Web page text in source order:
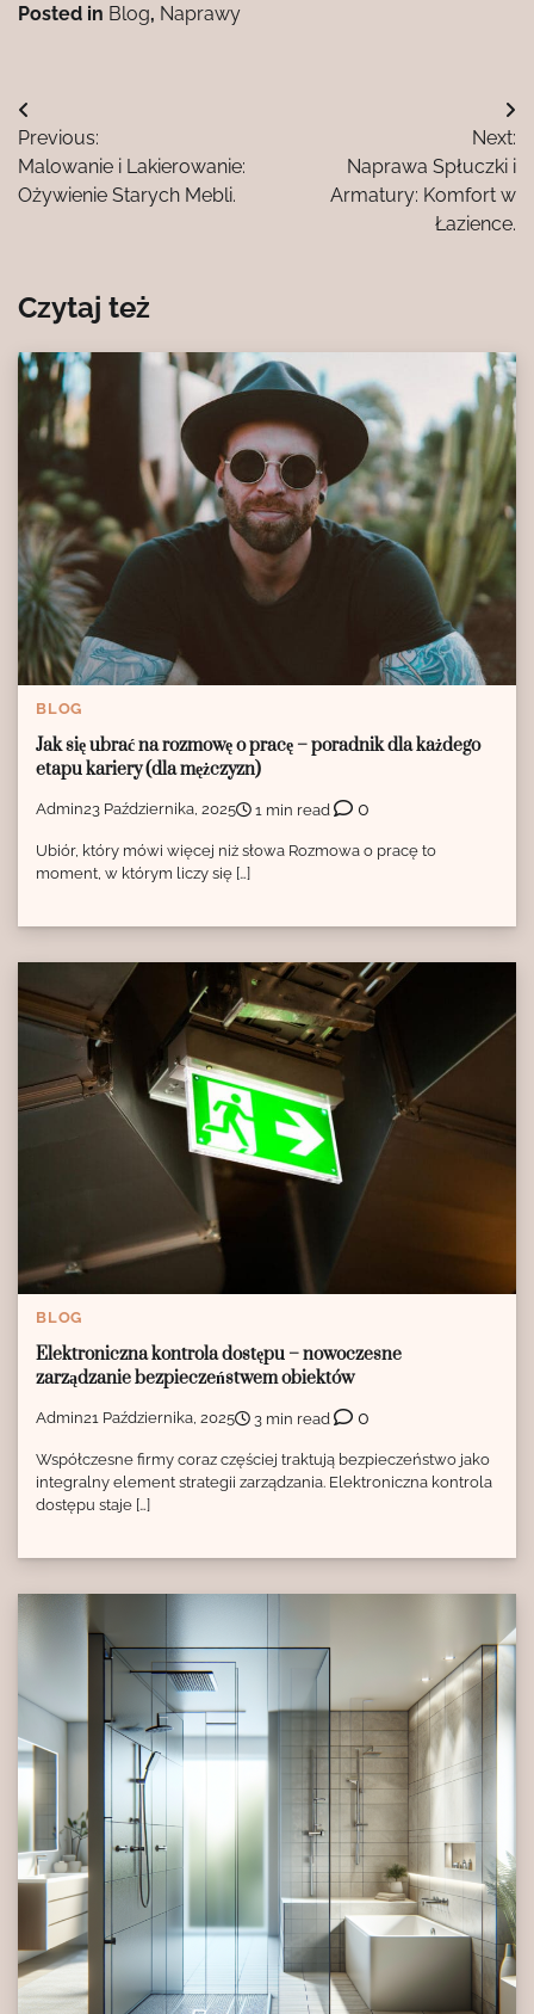
Posted in Blog, Naprawy
Nawigacja
wpisu
Previous:
Malowanie i Lakierowanie:
Ożywienie Starych Mebli.
Next:
Naprawa Spłuczki i
Armatury: Komfort w
Łazience.
Czytaj też
BLOG
Jak się ubrać na rozmowę o pracę – poradnik dla każdego
etapu kariery (dla mężczyzn)
Admin23 Października, 2025 1 min read 0
Ubiór, który mówi więcej niż słowa Rozmowa o pracę to
moment, w którym liczy się […]
BLOG
Elektroniczna kontrola dostępu – nowoczesne
zarządzanie bezpieczeństwem obiektów
Admin21 Października, 2025 3 min read 0
Współczesne firmy coraz częściej traktują bezpieczeństwo jako
integralny element strategii zarządzania. Elektroniczna kontrola
dostępu staje […]